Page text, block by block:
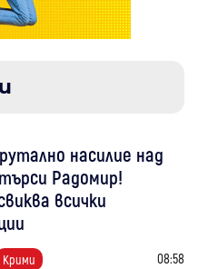
насилие над
Радомир!
всички
Крими 08:58